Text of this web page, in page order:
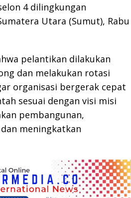
4 dilingkungan
Utara (Sumut), Rabu
pelantikan dilakukan
dan melakukan rotasi
organisasi bergerak cepat
sesuai dengan visi misi
pembangunan,
meningkatkan